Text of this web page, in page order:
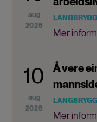
aug
2026
Mer
10
aug
2026
Å vere
Mer